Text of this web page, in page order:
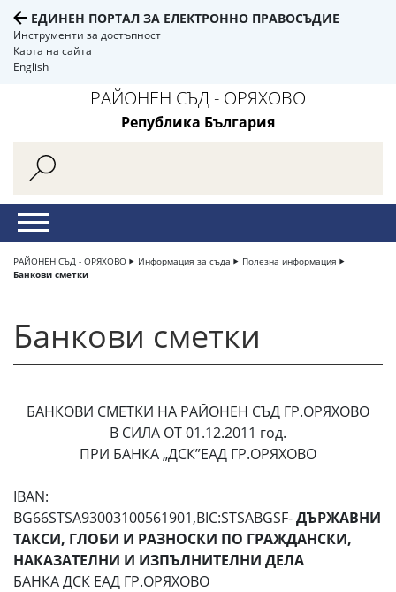
ЕДИНЕН ПОРТАЛ ЗА ЕЛЕКТРОННО ПРАВОСЪДИЕ
Инструменти за достъпност
Карта на сайта
English
РАЙОНЕН СЪД - ОРЯХОВО
Република България
РАЙОНЕН СЪД - ОРЯХОВО Информация за съда
Полезна информация
Банкови сметки
Банкови сметки
БАНКОВИ СМЕТКИ НА РАЙОНЕН СЪД ГР.ОРЯХОВО
В СИЛА ОТ 01.12.2011 год.
ПРИ БАНКА „ДСК”ЕАД ГР.ОРЯХОВО
IBAN:
BG66STSA93003100561901,BIC:STSABGSF-ДЪРЖАВНИ
ТАКСИ, ГЛОБИ И РАЗНОСКИ ПО ГРАЖДАНСКИ,
НАКАЗАТЕЛНИ И ИЗПЪЛНИТЕЛНИ ДЕЛА
БАНКА ДСК ЕАД ГР.ОРЯХОВО